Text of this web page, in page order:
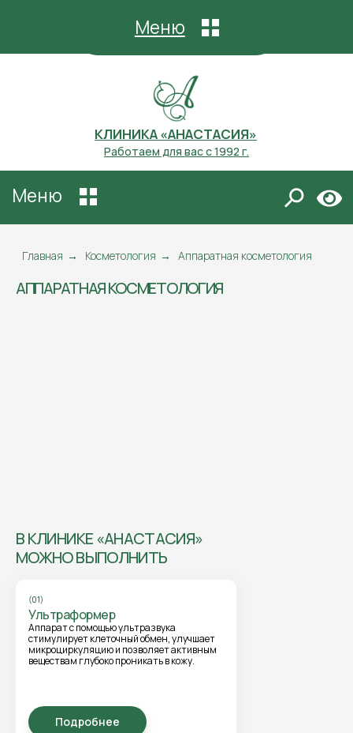
Записаться на прием
Работаем для вас с 1992 г.
КЛИНИКА «АНАСТАСИЯ»
Главная → Косметология → Аппаратная косметология
АППАРАТНАЯ КОСМЕТОЛОГИЯ
В КЛИНИКЕ «АНАСТАСИЯ»
МОЖНО ВЫПОЛНИТЬ
(01)
Ультраформер
Аппарат с помощью ультразвука
стимулирует клеточный обмен, улучшает
микроциркуляцию и позволяет активным
веществам глубоко проникать в кожу.
Подробнее